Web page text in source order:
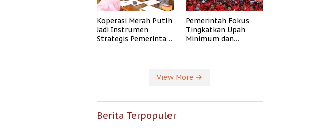
Koperasi Merah Putih
Jadi Instrumen
Strategis Pemerintah
Pemerintah Fokus
Tingkatkan Upah
Minimum dan
View More
Berita Terpopuler